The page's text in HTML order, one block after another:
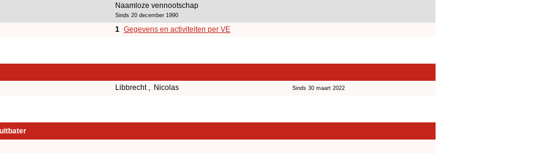
Naamloze vennootschap
Sinds 20 december 1990
1 Gegevens en activiteiten per VE
Libbrecht , Nicolas Sinds 30 maart 2022